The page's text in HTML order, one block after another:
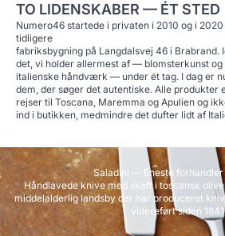
TO LIDENSKABER — ÉT STED
Numero46 startede i privaten i 2010 og i
tidligere
fabriksbygning på Langdalsvej 46 i Brabrand.
det, vi holder allermest af — blomsterkunst
italienske håndværk — under ét tag. I dag er
dem, der søger det autentiske. Alle produkter
rejser til Toscana, Maremma og Apulien og
ind i butikken, medmindre det dufter lidt af
Saladini — Eneste forhandler
Håndlavede knive med skaft i toscansk
middelalderlig landsby der har produceret
videreført siden